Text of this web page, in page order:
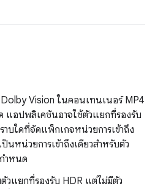
Vision ในคอนเทนเนอร์ MP4
แอปพลิเคชันอาจใช้ตัวแยกที่รองรับ
บใดที่จัดแพ็กเกจหน่วยการเข้าถึง
ป็นหน่วยการเข้าถึงเดียวสำหรับตัว
ำหนด
วแยกที่รองรับ HDR แต่ไม่มีตัว